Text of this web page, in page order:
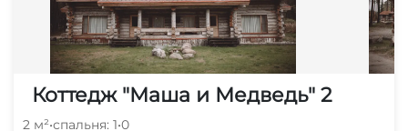
Коттедж "Маша и Медведь" 2
2 м²•спальня: 1•0